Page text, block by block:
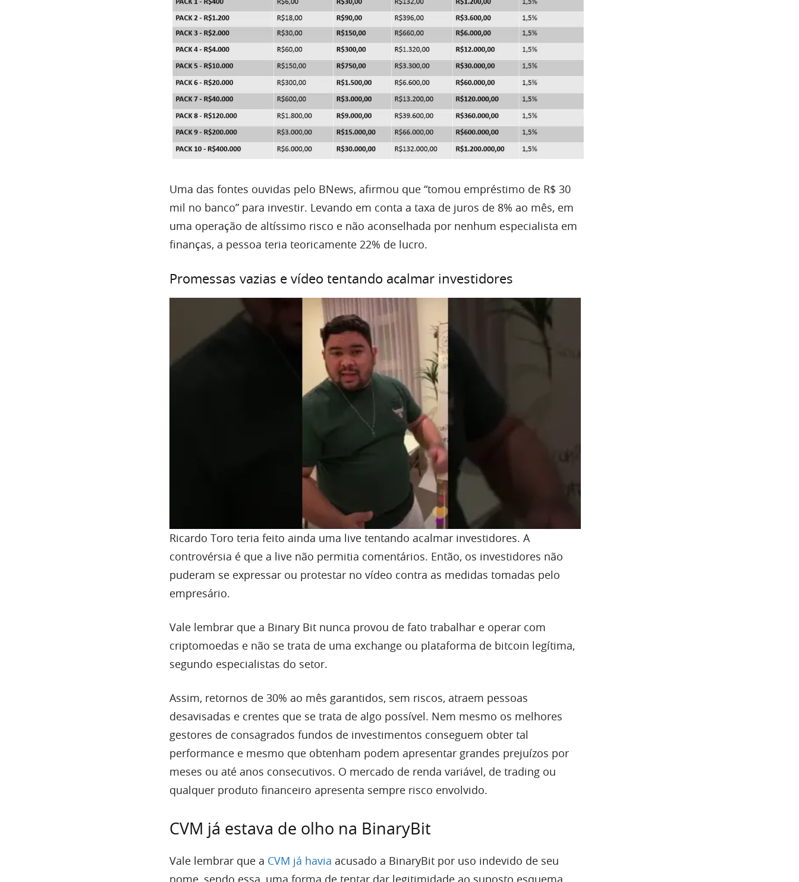
Uma das fontes ouvidas pelo BNews, afirmou que “tomou empréstimo de R$ 30
mil no banco” para investir. Levando em conta a taxa de juros de 8% ao mês, em
uma operação de altíssimo risco e não aconselhada por nenhum especialista em
finanças, a pessoa teria teoricamente 22% de lucro.
Promessas vazias e vídeo tentando acalmar investidores
Ricardo Toro teria feito ainda uma live tentando acalmar investidores. A
controvérsia é que a live não permitia comentários. Então, os investidores não
puderam se expressar ou protestar no vídeo contra as medidas tomadas pelo
empresário.
Vale lembrar que a Binary Bit nunca provou de fato trabalhar e operar com
criptomoedas e não se trata de uma exchange ou plataforma de bitcoin legítima,
segundo especialistas do setor.
Assim, retornos de 30% ao mês garantidos, sem riscos, atraem pessoas
desavisadas e crentes que se trata de algo possível. Nem mesmo os melhores
gestores de consagrados fundos de investimentos conseguem obter tal
performance e mesmo que obtenham podem apresentar grandes prejuízos por
meses ou até anos consecutivos. O mercado de renda variável, de trading ou
qualquer produto financeiro apresenta sempre risco envolvido.
CVM já estava de olho na BinaryBit
Vale lembrar que a CVM já havia acusado a BinaryBit por uso indevido de seu
nome, sendo essa, uma forma de tentar dar legitimidade ao suposto esquema.